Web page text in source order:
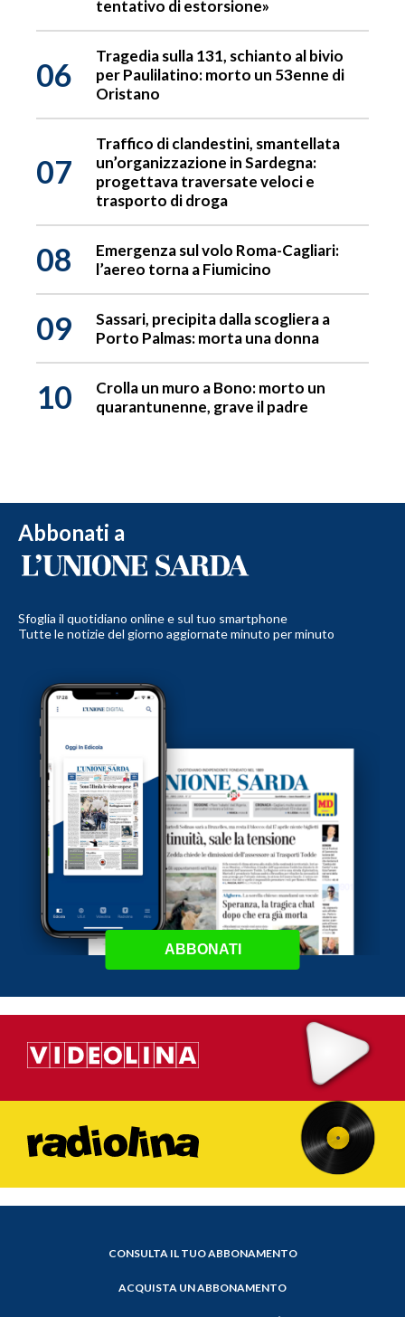
tentativo di estorsione»
06
Tragedia sulla 131, schianto al bivio
per Paulilatino: morto un 53enne di
Oristano
07
Traffico di clandestini, smantellata
un’organizzazione in Sardegna:
progettava traversate veloci e
trasporto di droga
08
Emergenza sul volo Roma-Cagliari:
l’aereo torna a Fiumicino
09
Sassari, precipita dalla scogliera a
Porto Palmas: morta una donna
10
Crolla un muro a Bono: morto un
quarantunenne, grave il padre
Abbonati a
Sfoglia il quotidiano online e sul tuo smartphone
Tutte le notizie del giorno aggiornate minuto per minuto
ABBONATI
CONSULTA IL TUO ABBONAMENTO
ACQUISTA UN ABBONAMENTO